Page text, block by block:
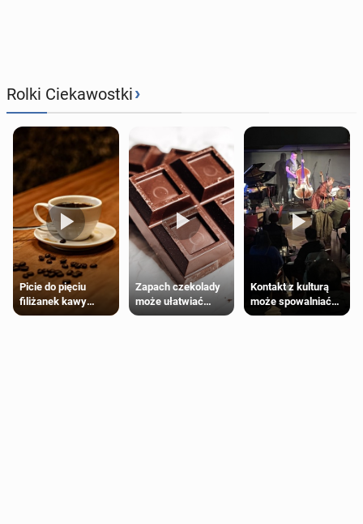
Rolki Ciekawostki›
Picie do pięciu
filiżanek kawy
dziennie jest
Zapach czekolady
może ułatwiać
trening siłowy
Kontakt z kulturą
może spowalniać
starzenie